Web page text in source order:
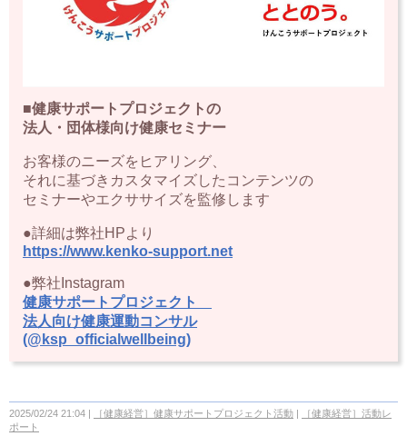
■健康サポートプロジェクトの
法人・団体様向け健康セミナー
お客様のニーズをヒアリング、
それに基づきカスタマイズしたコンテンツの
セミナーやエクササイズを監修します
●詳細は弊社HPより
https://www.kenko-support.net
●弊社Instagram
健康サポートプロジェクト
法人向け健康運動コンサル
(@ksp_officialwellbeing)
2025/02/24 21:04 ［健康経営］健康サポートプロジェクト活動
［健康経営］活動レ
ポート